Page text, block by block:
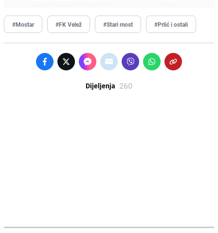
#Mostar #FK Velež #Stari most #Prlić i ostali
Dijeljenja 260